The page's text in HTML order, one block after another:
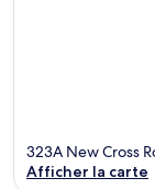
323A New Cross
Afficher la carte